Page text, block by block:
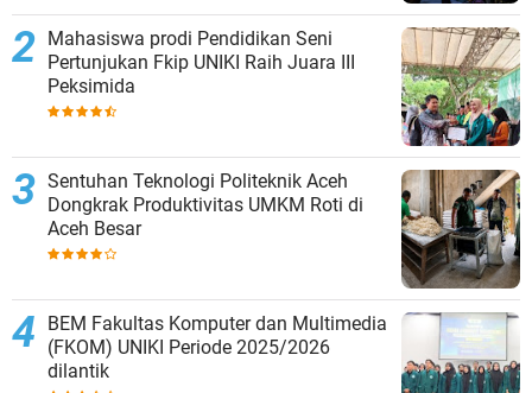
Mahasiswa prodi Pendidikan Seni
Pertunjukan Fkip UNIKI Raih Juara III
Peksimida
Sentuhan Teknologi Politeknik Aceh
Dongkrak Produktivitas UMKM Roti di
Aceh Besar
BEM Fakultas Komputer dan Multimedia
(FKOM) UNIKI Periode 2025/2026
dilantik